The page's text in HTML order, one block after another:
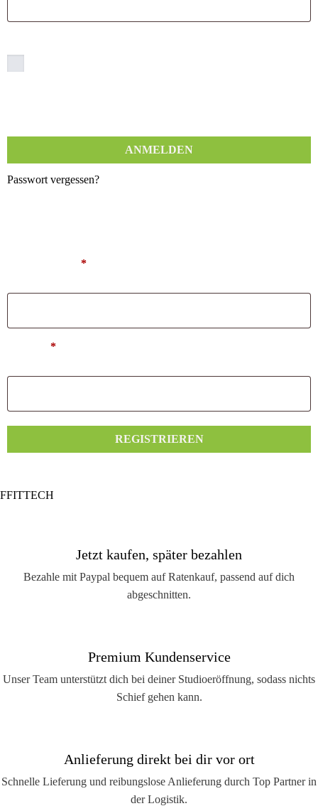
ANMELDEN
Passwort vergessen?
*
*
REGISTRIEREN
FFITTECH
Jetzt kaufen, später bezahlen
Bezahle mit Paypal bequem auf Ratenkauf, passend auf dich
abgeschnitten.
Premium Kundenservice
Unser Team unterstützt dich bei deiner Studioeröffnung, sodass nichts
Schief gehen kann.
Anlieferung direkt bei dir vor ort
Schnelle Lieferung und reibungslose Anlieferung durch Top Partner in
der Logistik.